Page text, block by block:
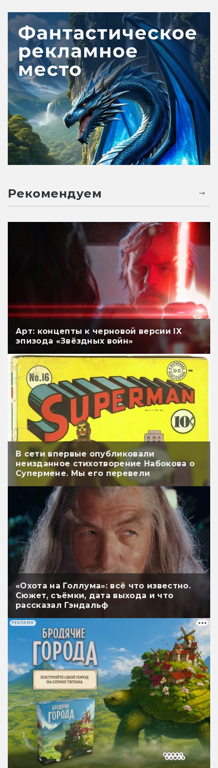
Рекомендуем
Арт: концепты к черновой версии IX
эпизода «Звёздных войн»
В сети впервые опубликовали
неизданное стихотворение Набокова о
Супермене. Мы его перевели
«Охота на Голлума»: всё что известно.
Сюжет, съёмки, дата выхода и что
рассказал Гэндальф
РЕКЛАМА